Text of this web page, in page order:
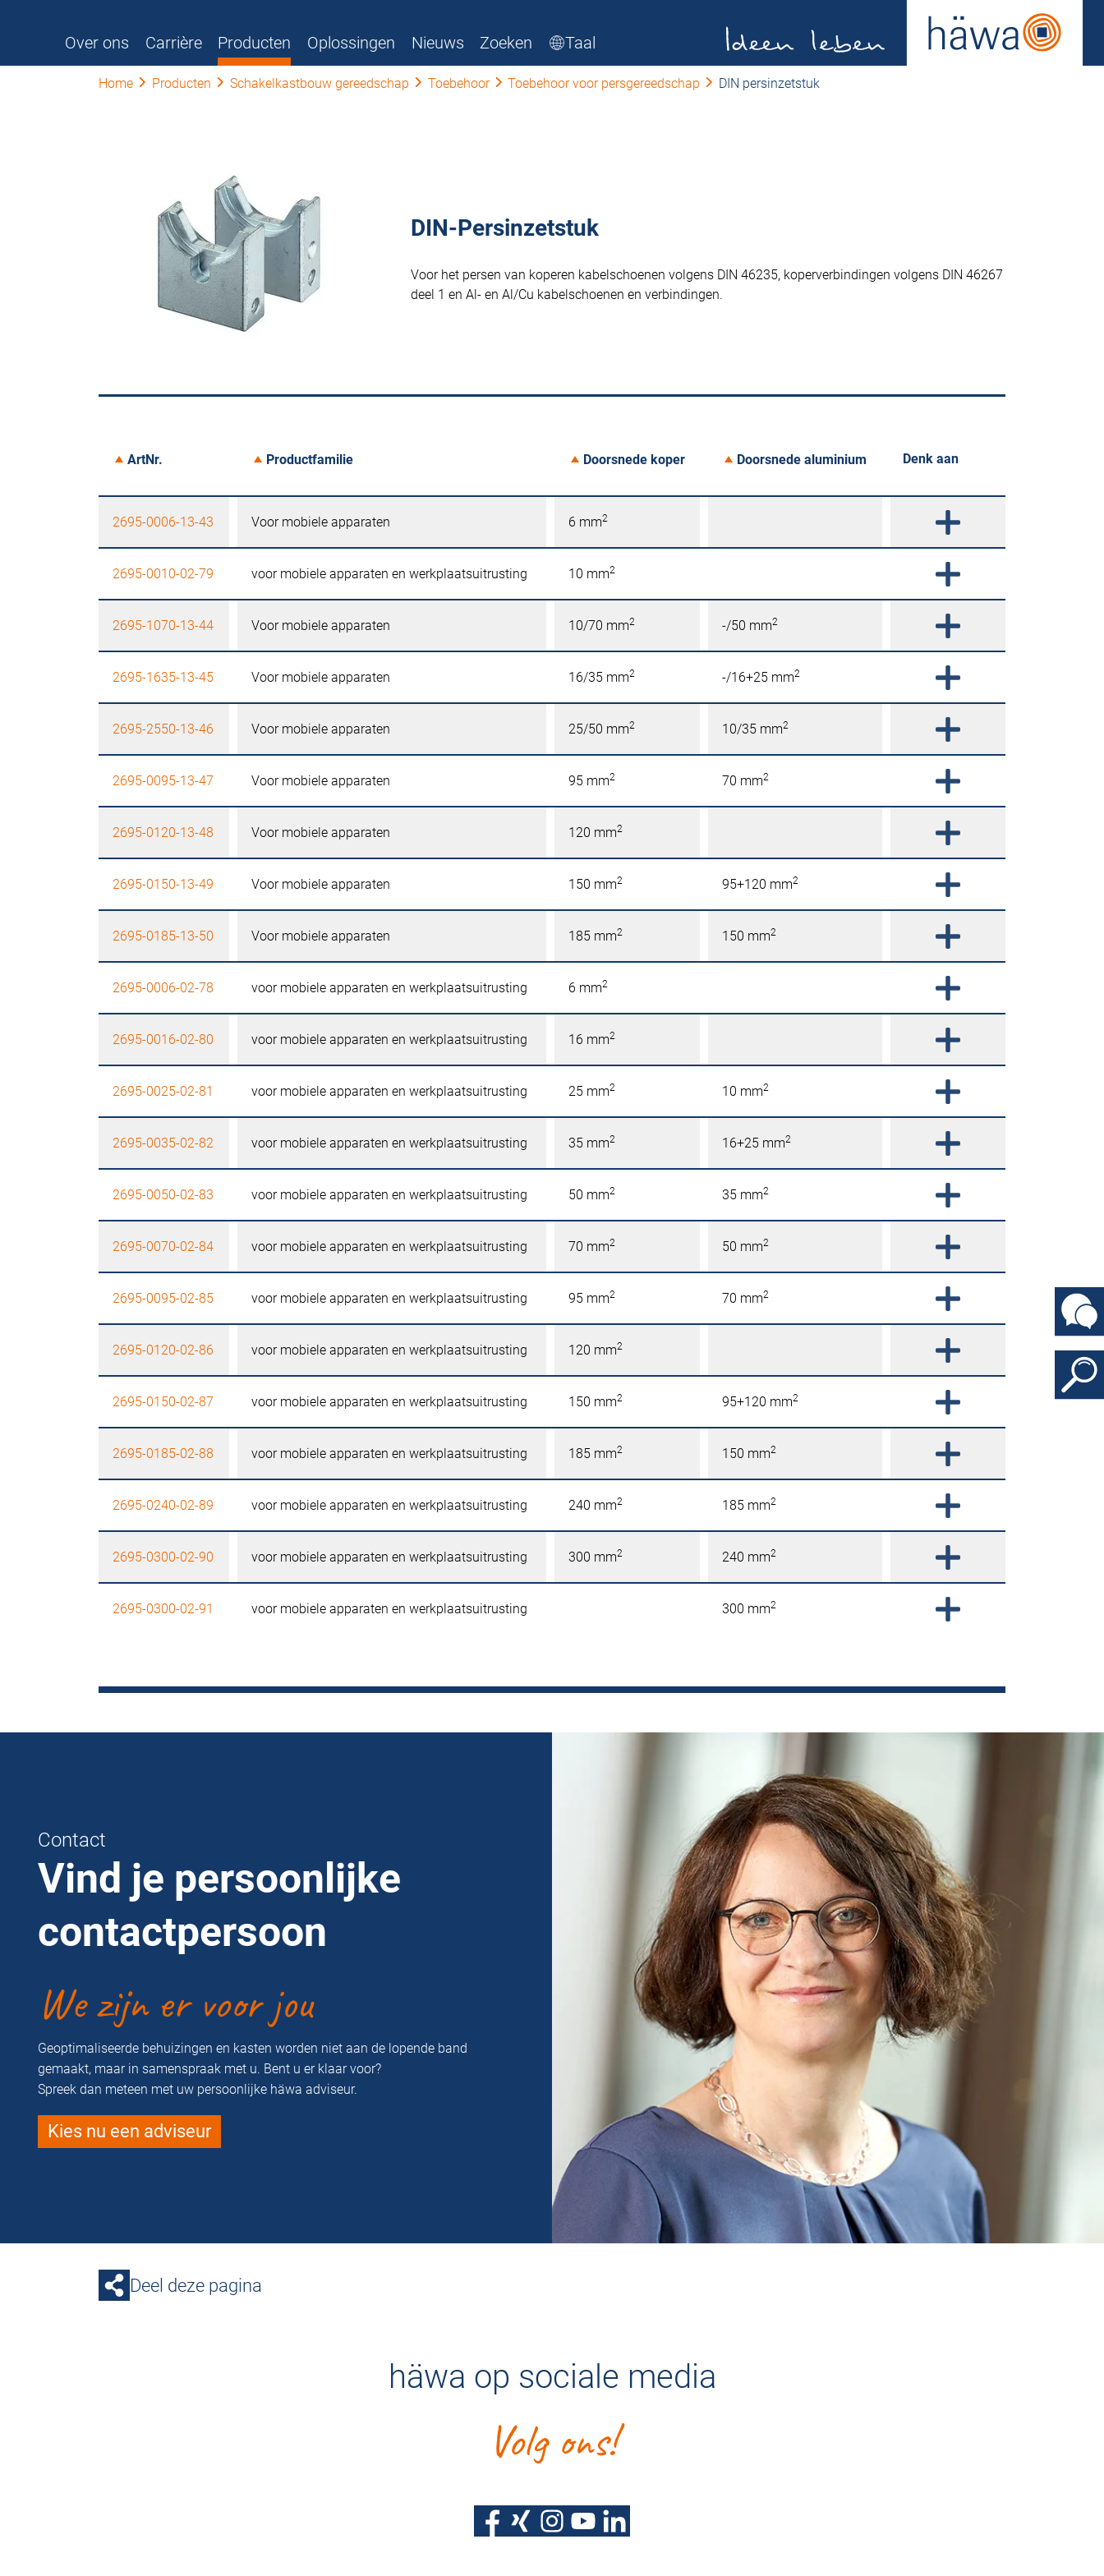
Over ons Carrière Producten Oplossingen Nieuws Zoeken Taal
Home Producten Schakelkastbouw gereedschap Toebehoor Toebehoor voor persgereedschap DIN persinzetstuk
DIN-Persinzetstuk
Voor het persen van koperen kabelschoenen volgens DIN 46235, koperverbindingen volgens DIN 46267
deel 1 en Al- en Al/Cu kabelschoenen en verbindingen.
ArtNr. Productfamilie Doorsnede koper Doorsnede aluminium Denk aan
2695-0006-13-43 Voor mobiele apparaten 6 mm2
2695-0010-02-79 voor mobiele apparaten en werkplaatsuitrusting 10 mm2
2695-1070-13-44 Voor mobiele apparaten 10/70 mm2 -/50 mm2
2695-1635-13-45 Voor mobiele apparaten 16/35 mm2 -/16+25 mm2
2695-2550-13-46 Voor mobiele apparaten 25/50 mm2 10/35 mm2
2695-0095-13-47 Voor mobiele apparaten 95 mm2 70 mm2
2695-0120-13-48 Voor mobiele apparaten 120 mm2
2695-0150-13-49 Voor mobiele apparaten 150 mm2 95+120 mm2
2695-0185-13-50 Voor mobiele apparaten 185 mm2 150 mm2
2695-0006-02-78 voor mobiele apparaten en werkplaatsuitrusting 6 mm2
2695-0016-02-80 voor mobiele apparaten en werkplaatsuitrusting 16 mm2
2695-0025-02-81 voor mobiele apparaten en werkplaatsuitrusting 25 mm2 10 mm2
2695-0035-02-82 voor mobiele apparaten en werkplaatsuitrusting 35 mm2 16+25 mm2
2695-0050-02-83 voor mobiele apparaten en werkplaatsuitrusting 50 mm2 35 mm2
2695-0070-02-84 voor mobiele apparaten en werkplaatsuitrusting 70 mm2 50 mm2
2695-0095-02-85 voor mobiele apparaten en werkplaatsuitrusting 95 mm2 70 mm2
2695-0120-02-86 voor mobiele apparaten en werkplaatsuitrusting 120 mm2
2695-0150-02-87 voor mobiele apparaten en werkplaatsuitrusting 150 mm2 95+120 mm2
2695-0185-02-88 voor mobiele apparaten en werkplaatsuitrusting 185 mm2 150 mm2
2695-0240-02-89 voor mobiele apparaten en werkplaatsuitrusting 240 mm2 185 mm2
2695-0300-02-90 voor mobiele apparaten en werkplaatsuitrusting 300 mm2 240 mm2
2695-0300-02-91 voor mobiele apparaten en werkplaatsuitrusting 300 mm2
Contact
Vind je persoonlijke
contactpersoon
We zijn er voor jou
Geoptimaliseerde behuizingen en kasten worden niet aan de lopende band
gemaakt, maar in samenspraak met u. Bent u er klaar voor?
Spreek dan meteen met uw persoonlijke häwa adviseur.
Kies nu een adviseur
Deel deze pagina
häwa op sociale media
Volg ons!